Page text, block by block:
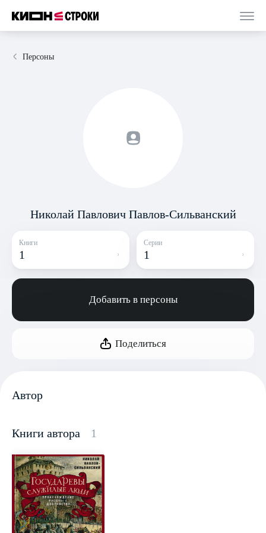
Персоны
Николай Павлович Павлов­-Сильванский
Книги
1
Серии
1
Добавить в персоны
Поделиться
Автор
Книги автора 1